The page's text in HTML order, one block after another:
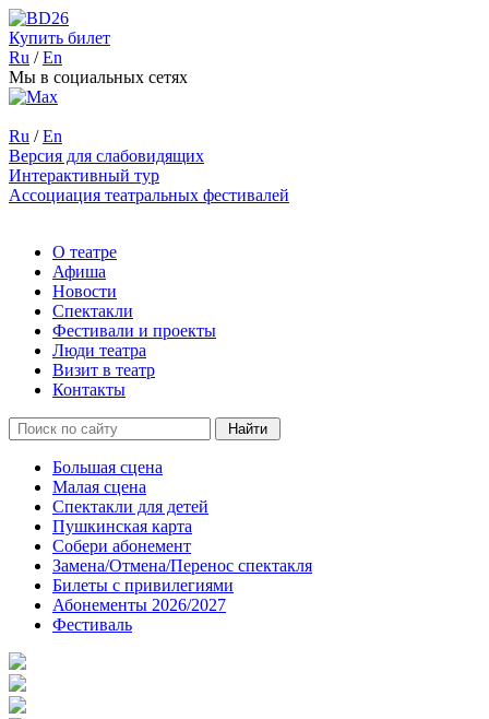
Купить билет
Ru /En
Мы в социальных сетях
Ru / En
Версия для слабовидящих
Интерактивный тур
Ассоциация театральных фестивалей
О театре
Афиша
Новости
Спектакли
Фестивали и проекты
Люди театра
Визит в театр
Контакты
Большая сцена
Малая сцена
Спектакли для детей
Пушкинская карта
Собери абонемент
Замена/Отмена/Перенос спектакля
Билеты с привилегиями
Абонементы 2026/2027
Фестиваль